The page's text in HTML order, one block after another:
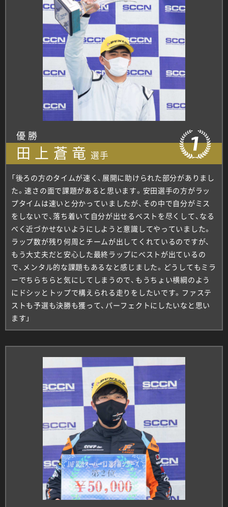
優勝
田上蒼竜 選手
「後ろの方のタイムが速く、展開に助けられた部分がありまし
た。速さの面で課題があると思います。安田選手の方がラッ
プタイムは速いと分かっていましたが、その中で自分がミス
をしないで、落ち着いて自分が出せるベストを尽くして、なる
べく近づかせないようにしようと意識してやっていました。
ラップ数が残り何周とチームが出してくれているのですが、
もう大丈夫だと安心した最終ラップにベストが出ているの
で、メンタル的な課題もあるなと感じました。どうしてもミラ
ーでちらちらと気にしてしまうので、もうちょい横綱のよう
にドシッとトップで構えられる走りをしたいです。ファステ
ストも予選も決勝も獲って、パーフェクトにしたいなと思い
ます」